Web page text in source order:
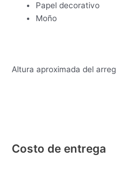
Papel decorativo
Moño
Altura aproximada del
Costo de entrega